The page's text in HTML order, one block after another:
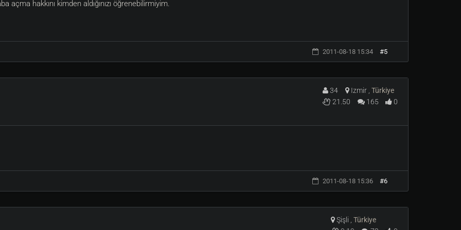
Gelistirebilmek icin ruhani dunya tedavisi ile kendinizi surekli tedavi etmeniz gereklidir.
gelistirebilirsiniz.
Sunucuda Bulunan Sistemler
hakkını kimden aldığınızı öğrenebilirmiyim.
2011-08-18 15:34 #5
34 Izmir , Türkiye
21.50
165 0
2011-08-18 15:36 #6
Şişli , Türkiye